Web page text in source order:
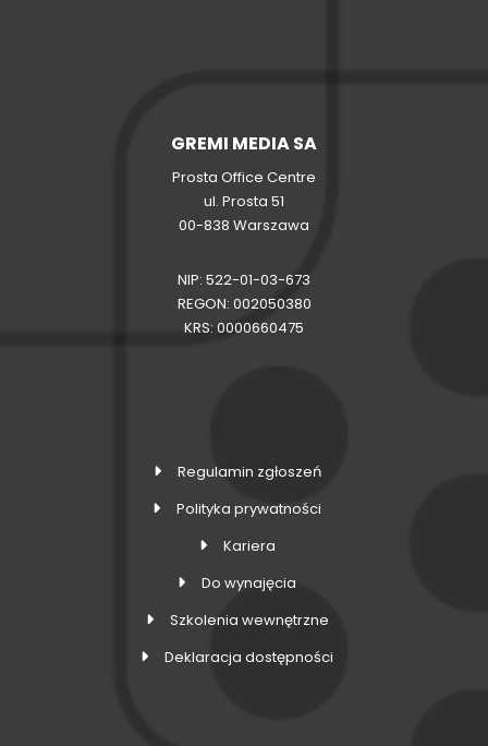
GREMI MEDIA SA
Prosta Office Centre
ul. Prosta 51
00-838 Warszawa
NIP: 522-01-03-673
REGON: 002050380
KRS: 0000660475
Regulamin zgłoszeń
Polityka prywatności
Kariera
Do wynajęcia
Szkolenia wewnętrzne
Deklaracja dostępności